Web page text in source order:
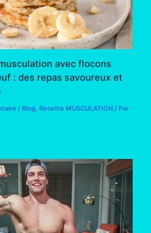
avec flocons
: des repas savoureux et
/ Blog Recette MUSCULATION / Par